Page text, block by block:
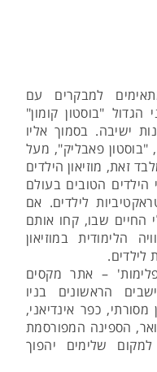
למבקרים עם
"בוסטון קומון"
ישיבה. בסמוך אליו
פאבליק", מעל
זאת, מוזיאון הילדים
הילדים הטובים בעולם
לילדים. אם
החיים שבו, קחו אותם
הלימודית במוזיאון
לילדים.
– אתר מקסים
הראשונים בניו
כפר אינדיאני,
הספינה המפורסמת
שלימים יהפוך